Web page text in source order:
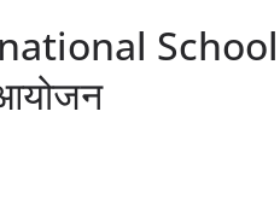
School में